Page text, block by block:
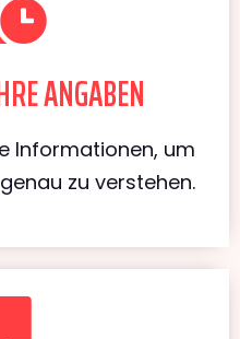
ANGABEN
Informationen, um
zu verstehen.